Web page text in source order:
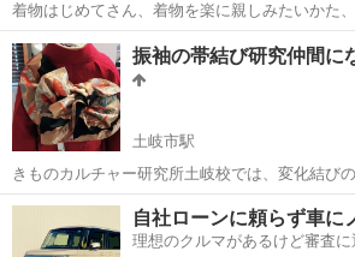
着物はじめてさん、着物を楽に親しみたいかた
れないお悩みをお持ちの方へ！ 一回3300円から
着ていて、楽、そこそこ美しい、着崩れしない
した！ ９月開講予定。 マン...
岐阜 多治見市 多治見駅 着付け
振袖の帯結び研究仲間に
土岐市駅
きものカルチャー研究所土岐校では、変化結び
す。五分で結べる帯結び！あなたも着付け師仲
た、着物でお出かけ会も計画しています。いつ
手伝い、させてください。
岐阜 土岐市 土岐市駅 着付け
自社ローンに頼らず車に
理想のクルマがあるけど審査